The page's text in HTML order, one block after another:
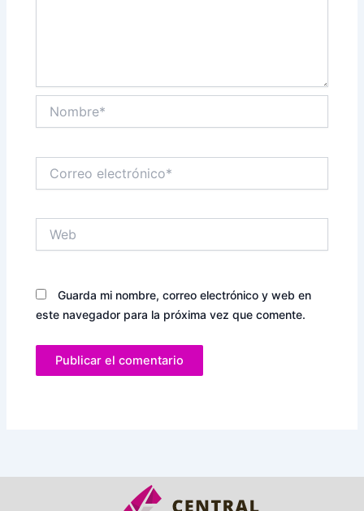
electrónico*
Guarda mi nombre, correo electrónico y web en
este navegador para la próxima vez que comente.